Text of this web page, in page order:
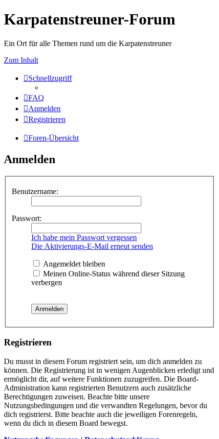
Karpatenstreuner-Forum
Ein Ort für alle Themen rund um die Karpatenstreuner
Zum Inhalt
Schnellzugriff
FAQ
Anmelden
Registrieren
Foren-Übersicht
Anmelden
Benutzername:
Passwort:
Ich habe mein Passwort vergessen
Die Aktivierungs-E-Mail erneut senden
Angemeldet bleiben
Meinen Online-Status während dieser Sitzung
verbergen
Registrieren
Du musst in diesem Forum registriert sein, um dich anmelden zu
können. Die Registrierung ist in wenigen Augenblicken erledigt und
ermöglicht dir, auf weitere Funktionen zuzugreifen. Die Board-
Administration kann registrierten Benutzern auch zusätzliche
Berechtigungen zuweisen. Beachte bitte unsere
Nutzungsbedingungen und die verwandten Regelungen, bevor du
dich registrierst. Bitte beachte auch die jeweiligen Forenregeln,
wenn du dich in diesem Board bewegst.